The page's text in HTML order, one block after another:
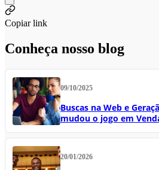
Copiar link
Conheça nosso blog
09/10/2025
Buscas na Web e
mudou o jogo em
20/01/2026